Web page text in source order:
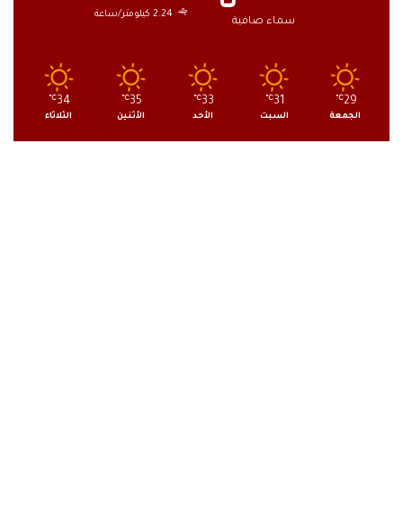
سماء صافية
2.24 كيلومتر/ساعة
29
℃
الجمعة
31
℃
السبت
33
℃
الأحد
35
℃
الأثنين
34
℃
الثلاثاء